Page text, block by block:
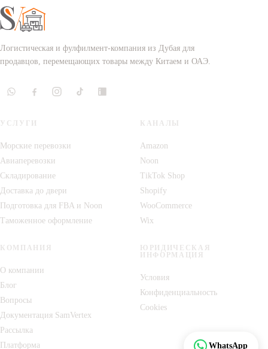
Логистическая и фулфилмент-компания из Дубая для
продавцов, перемещающих товары между Китаем и ОАЭ.
УСЛУГИ
Морские перевозки
Авиаперевозки
Складирование
Доставка до двери
Подготовка для FBA и Noon
Таможенное оформление
КАНАЛЫ
Amazon
Noon
TikTok Shop
Shopify
WooCommerce
Wix
КОМПАНИЯ
О компании
Блог
Вопросы
Документация SamVertex
Рассылка
Платформа
ЮРИДИЧЕСКАЯ
ИНФОРМАЦИЯ
Условия
Конфиденциальность
Cookies
WhatsApp